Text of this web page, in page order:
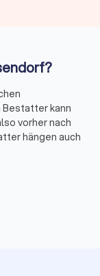
über
relevant
Testamente
aufgelöst werden
Bestatter kann
vorher nach
hängen auch